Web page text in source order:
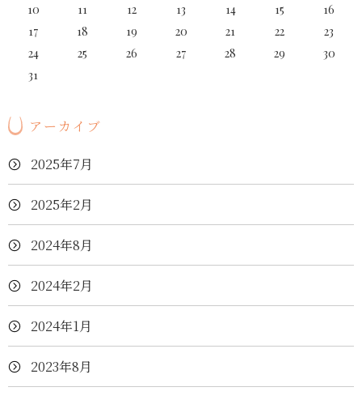
10
11 12 13 14 15
16
17
18 19 20 21 22
23
24
25 26 27 28 29
30
31
アーカイブ
2025年7月
2025年2月
2024年8月
2024年2月
2024年1月
2023年8月